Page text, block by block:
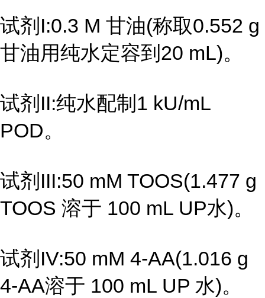
试剂I:0.3 M 甘油(称取0.552 g
甘油用纯水定容到20 mL)。
试剂II:纯水配制1 kU/mL
POD。
试剂III:50 mM TOOS(1.477 g
TOOS 溶于 100 mL UP水)。
试剂IV:50 mM 4-AA(1.016 g
4-AA溶于 100 mL UP 水)。